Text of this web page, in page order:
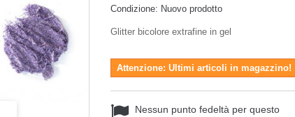
Condizione: Nuovo prodotto
Glitter bicolore extrafine in gel
Attenzione: Ultimi articoli in magazzino!
Nessun punto fedeltà per questo